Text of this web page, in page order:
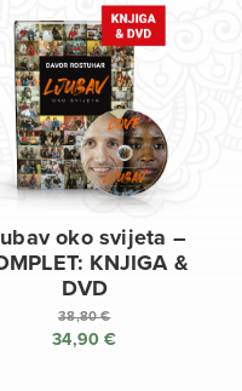
oko svijeta –
KNJIGA &
DVD
38,80€
Izvorna
34,90€